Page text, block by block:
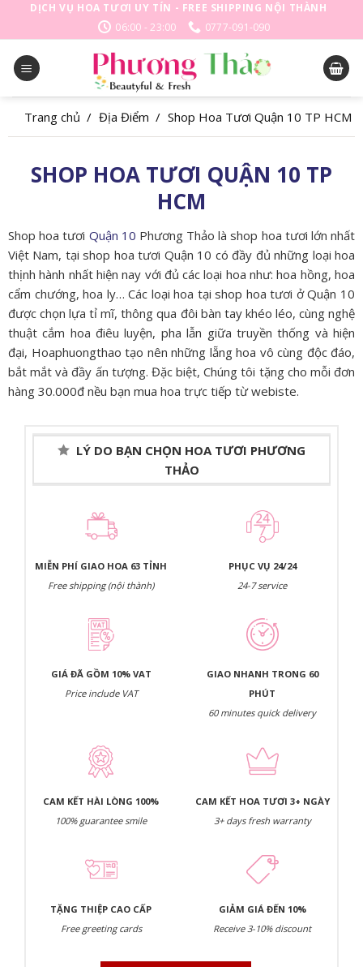
DỊCH VỤ HOA TƯƠI UY TÍN - FREE SHIPPING NỘI THÀNH
06:00 - 23:00
0777-091-090
Trang chủ / Địa Điểm / Shop Hoa Tươi Quận 10 TP HCM
SHOP HOA TƯƠI QUẬN 10 TP
HCM
Shop hoa tươi Quận 10 Phương Thảo là shop hoa tươi lớn nhất
Việt Nam, tại shop hoa tươi Quận 10 có đầy đủ những loại hoa
thịnh hành nhất hiện nay với đủ các loại hoa như: hoa hồng, hoa
cẩm chướng, hoa ly… Các loại hoa tại shop hoa tươi ở Quận 10
được chọn lựa tỉ mĩ, thông qua đôi bàn tay khéo léo, cùng nghệ
thuật cắm hoa điêu luyện, pha lẫn giữa truyền thống và hiện
đại, Hoaphuongthao tạo nên những lẵng hoa vô cùng độc đáo,
bắt mắt và đầy ấn tượng. Đặc biệt, Chúng tôi tặng cho mỗi đơn
hàng 30.000đ nều bạn mua hoa trực tiếp từ webiste.
LÝ DO BẠN CHỌN HOA TƯƠI PHƯƠNG
THẢO
MIỄN PHÍ GIAO HOA 63 TỈNH
Free shipping (nội thành)
PHỤC VỤ 24/24
24-7 service
GIÁ ĐÃ GỒM 10% VAT
Price include VAT
GIAO NHANH TRONG 60
PHÚT
60 minutes quick delivery
CAM KẾT HÀI LÒNG 100%
100% guarantee smile
CAM KẾT HOA TƯƠI 3+ NGÀY
3+ days fresh warranty
TẶNG THIỆP CAO CẤP
Free greeting cards
GIẢM GIÁ ĐẾN 10%
Receive 3-10% discount